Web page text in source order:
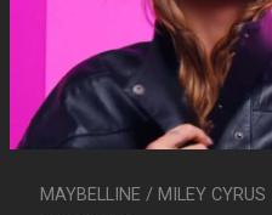
MAYBELLINE / MILEY CYRUS